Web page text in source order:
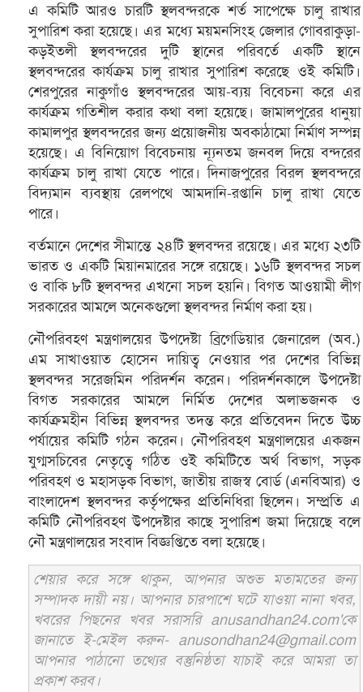
এ কমিটি আরও চারটি স্থলবন্দরকে শর্ত সাপেক্ষে চালু রাখার
সুপারিশ করা হয়েছে। এর মধ্যে ময়মনসিংহ জেলার গোবরাকুড়া-
কড়ইতলী স্থলবন্দরের দুটি স্থানের পরিবর্তে একটি স্থানে
স্থলবন্দরের কার্যক্রম চালু রাখার সুপারিশ করেছে ওই কমিটি।
শেরপুরের নাকুগাঁও স্থলবন্দরের আয়-ব্যয় বিবেচনা করে এর
কার্যক্রম গতিশীল করার কথা বলা হয়েছে। জামালপুরের ধানুয়া
কামালপুর স্থলবন্দরের জন্য প্রয়োজনীয় অবকাঠামো নির্মাণ সম্পন্ন
হয়েছে। এ বিনিয়োগ বিবেচনায় ন্যূনতম জনবল দিয়ে বন্দরের
কার্যক্রম চালু রাখা যেতে পারে। দিনাজপুরের বিরল স্থলবন্দরে
বিদ্যমান ব্যবস্থায় রেলপথে আমদানি-রপ্তানি চালু রাখা যেতে
পারে।
বর্তমানে দেশের সীমান্তে ২৪টি স্থলবন্দর রয়েছে। এর মধ্যে ২৩টি
ভারত ও একটি মিয়ানমারের সঙ্গে রয়েছে। ১৬টি স্থলবন্দর সচল
ও বাকি ৮টি স্থলবন্দর এখনো সচল হয়নি। বিগত আওয়ামী লীগ
সরকারের আমলে অনেকগুলো স্থলবন্দর নির্মাণ করা হয়।
নৌপরিবহণ মন্ত্রণালয়ের উপদেষ্টা ব্রিগেডিয়ার জেনারেল (অব.)
এম সাখাওয়াত হোসেন দায়িত্ব নেওয়ার পর দেশের বিভিন্ন
স্থলবন্দর সরেজমিন পরিদর্শন করেন। পরিদর্শনকালে উপদেষ্টা
বিগত সরকারের আমলে নির্মিত দেশের অলাভজনক ও
কার্যক্রমহীন বিভিন্ন স্থলবন্দর তদন্ত করে প্রতিবেদন দিতে উচ্চ
পর্যায়ের কমিটি গঠন করেন। নৌপরিবহণ মন্ত্রণালয়ের একজন
যুগ্মসচিবের নেতৃত্বে গঠিত ওই কমিটিতে অর্থ বিভাগ, সড়ক
পরিবহণ ও মহাসড়ক বিভাগ, জাতীয় রাজস্ব বোর্ড (এনবিআর) ও
বাংলাদেশ স্থলবন্দর কর্তৃপক্ষের প্রতিনিধিরা ছিলেন। সম্প্রতি এ
কমিটি নৌপরিবহণ উপদেষ্টার কাছে সুপারিশ জমা দিয়েছে বলে
নৌ মন্ত্রণালয়ের সংবাদ বিজ্ঞপ্তিতে বলা হয়েছে।
শেয়ার করে সঙ্গে থাকুন, আপনার অশুভ মতামতের জন্য
সম্পাদক দায়ী নয়। আপনার চারপাশে ঘটে যাওয়া নানা খবর,
খবরের পিছনের খবর সরাসরি anusandhan24.com'কে
জানাতে ই-মেইল করুন- anusondhan24@gmail.com
আপনার পাঠানো তথ্যের বস্তুনিষ্ঠতা যাচাই করে আমরা তা
প্রকাশ করব।